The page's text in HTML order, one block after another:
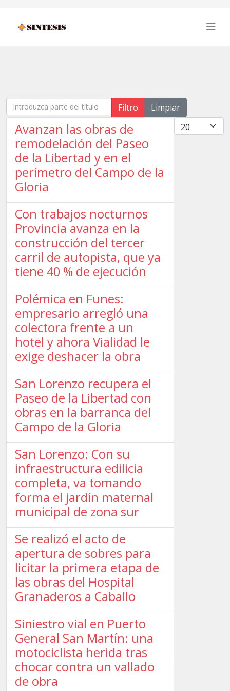
Introduzca parte del título Filtro
Limpiar
Cantidad
Avanzan las obras de
remodelación del Paseo
de la Libertad y en el
perímetro del Campo de la
Gloria
Con trabajos nocturnos
Provincia avanza en la
construcción del tercer
carril de autopista, que ya
tiene 40 % de ejecución
Polémica en Funes:
empresario arregló una
colectora frente a un
hotel y ahora Vialidad le
exige deshacer la obra
San Lorenzo recupera el
Paseo de la Libertad con
obras en la barranca del
Campo de la Gloria
San Lorenzo: Con su
infraestructura edilicia
completa, va tomando
forma el jardín maternal
municipal de zona sur
Se realizó el acto de
apertura de sobres para
licitar la primera etapa de
las obras del Hospital
Granaderos a Caballo
Siniestro vial en Puerto
General San Martín: una
motociclista herida tras
chocar contra un vallado
de obra